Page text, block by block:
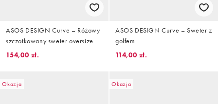
ASOS DESIGN Curve – Różowy
szczotkowany sweter oversize w
paski
154,00 zł.
ASOS DESIGN Curve – Sweter z
golfem
114,00 zł.
Okazja Okazja